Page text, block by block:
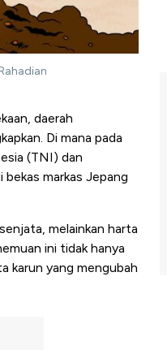
daerah
Di mana pada
(TNI) dan
markas Jepang
melainkan harta
ini tidak hanya
karun yang mengubah